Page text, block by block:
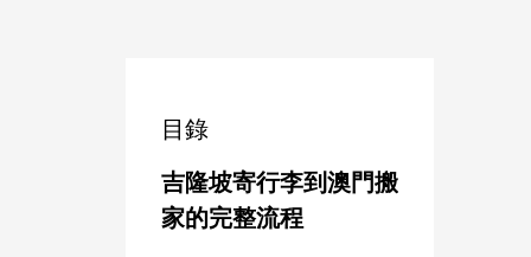
目錄
吉隆坡寄行李到澳門搬
家的完整流程